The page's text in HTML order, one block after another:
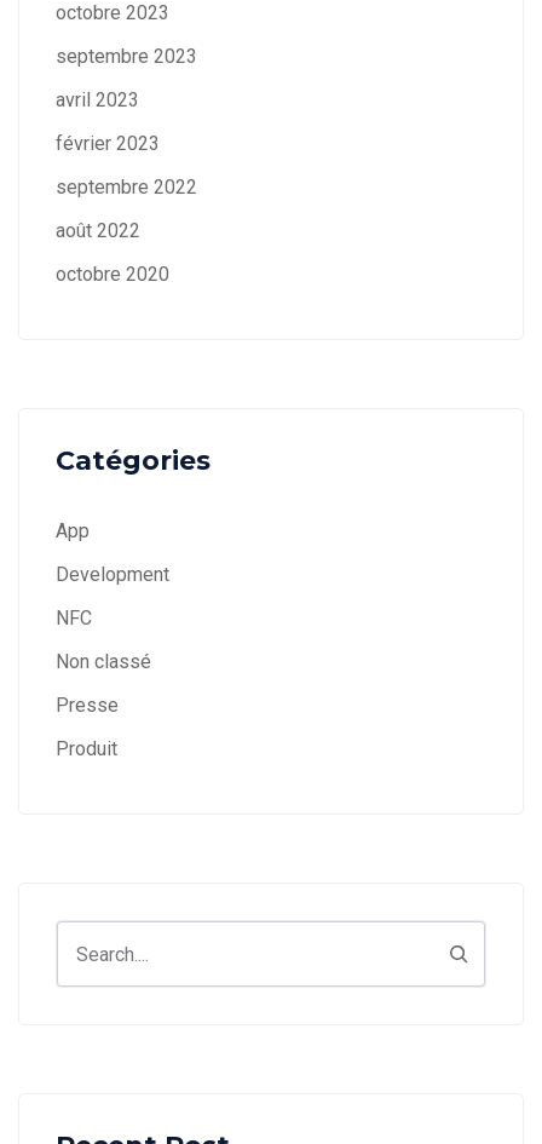
octobre 2023
septembre 2023
avril 2023
février 2023
septembre 2022
août 2022
octobre 2020
Catégories
App
Development
NFC
Non classé
Presse
Produit